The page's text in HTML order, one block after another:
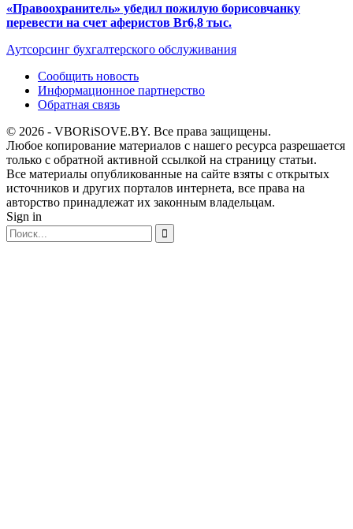
«Правоохранитель» убедил пожилую борисовчанку
перевести на счет аферистов Br6,8 тыс.
Аутсорсинг бухгалтерского обслуживания
Сообщить новость
Информационное партнерство
Обратная связь
© 2026 - VBORiSOVE.BY. Все права защищены.
Любое копирование материалов с нашего ресурса разрешается
только с обратной активной ссылкой на страницу статьи.
Все материалы опубликованные на сайте взяты с открытых
источников и других порталов интернета, все права на
авторство принадлежат их законным владельцам.
Sign in